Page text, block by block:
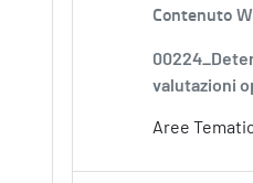
Contenuto
valutazioni
Aree